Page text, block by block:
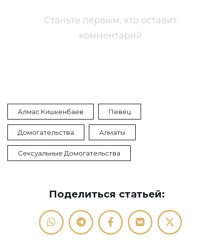
Станьте первым, кто оставит
комментарий
Алмас Кишкенбаев Певец
Домогательства Алматы
Сексуальные Домогательства
Поделиться статьей: